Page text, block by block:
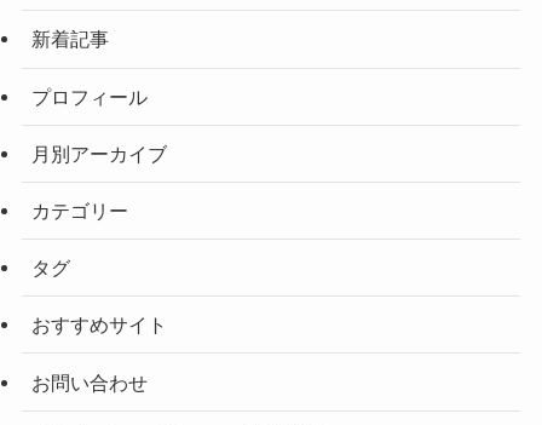
新着記事
プロフィール
月別アーカイブ
カテゴリー
タグ
おすすめサイト
お問い合わせ